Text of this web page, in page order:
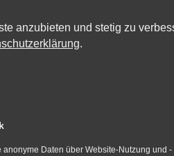
Celle
anzubieten und stetig zu
.
anonyme Daten über Website-Nutzung und -